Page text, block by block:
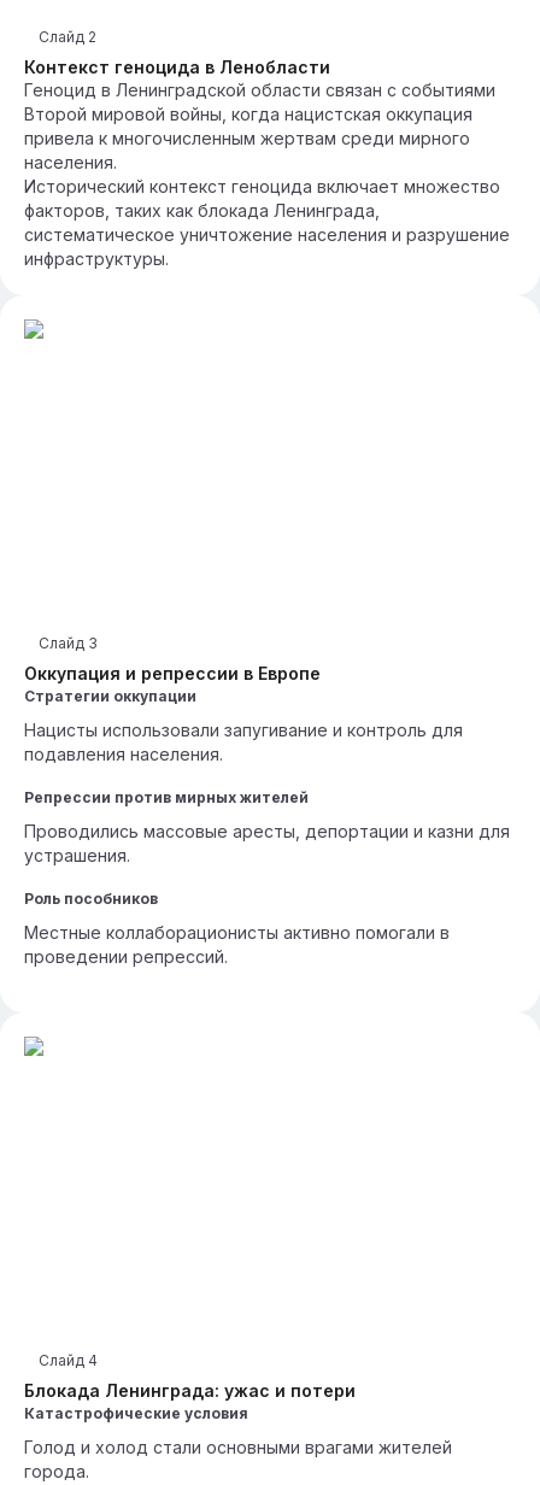
Контекст геноцида в Ленобласти
Слайд 2
Геноцид в Ленинградской области связан с событиями
Второй мировой войны, когда нацистская оккупация
привела к многочисленным жертвам среди мирного
населения.
Исторический контекст геноцида включает множество
факторов, таких как блокада Ленинграда,
систематическое уничтожение населения и разрушение
инфраструктуры.
Оккупация и репрессии в Европе
Слайд 3
Стратегии оккупации
Нацисты использовали запугивание и контроль для
подавления населения.
Репрессии против мирных жителей
Проводились массовые аресты, депортации и казни для
устрашения.
Роль пособников
Местные коллаборационисты активно помогали в
проведении репрессий.
Блокада Ленинграда: ужас и потери
Слайд 4
Катастрофические условия
Голод и холод стали основными врагами жителей
города.